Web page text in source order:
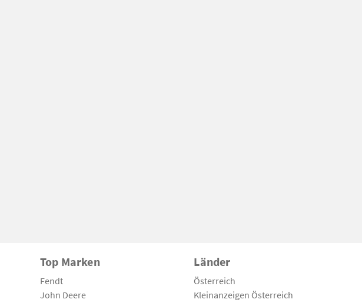
Top Marken
Fendt
John Deere
Länder
Österreich
Kleinanzeigen Österreich